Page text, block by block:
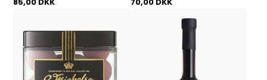
85,00 DKK 70,00 DKK